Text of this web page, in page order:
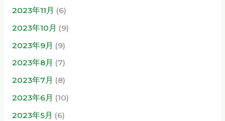
2023年11月 (6)
2023年10月 (9)
2023年9月 (9)
2023年8月 (7)
2023年7月 (8)
2023年6月 (10)
2023年5月 (6)